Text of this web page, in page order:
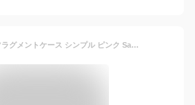
サマンサタバサ フラグメントケース シンプル ピンク Samantha Thavasa